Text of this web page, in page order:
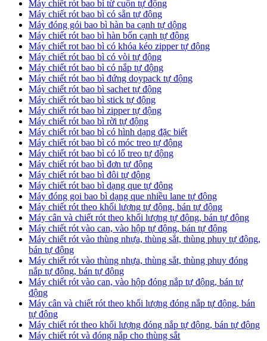
Máy chiết rót bao bì từ cuộn tự động
Máy chiết rót bao bì có sẵn tự động
Máy đóng gói bao bì hàn ba cạnh tự dộng
Máy chiết rót bao bì hàn bốn cạnh tự động
Máy chiết rot bao bì có khóa kéo zipper tự động
Máy chiết rót bao bì có vòi tự động
Máy chiết rót bao bì có nắp tự động
Máy chiết rót bao bì đứng doypack tự động
Máy chiết rót bao bì sachet tự động
Máy chiết rót bao bì stick tự động
Máy chiết rót bao bì zipper tự động
Máy chiết rót bao bì rời tự động
Máy chiết rót bao bì có hình dạng đặc biết
Máy chiết rót bao bì có móc treo tự động
Máy chiết rót bao bì có lổ treo tự động
Máy chiết rót bao bì đơn tự động
Máy chiết rót bao bì đôi tự động
Máy chiết rót bao bì dạng que tự động
Máy đóng goi bao bì dạng que nhiều lane tự động
Máy chiết rót theo khối lượng tự động, bán tự động
Máy cân và chiết rót theo khối lượng tự động, bán tự động
Máy chiết rót vào can, vào hộp tự động, bán tự động
Máy chiết rót vào thùng nhựa, thùng sắt, thùng phuy tự động,
bán tự động
Máy chiết rót vào thùng nhựa, thùng sắt, thùng phuy đóng
nắp tự động, bán tự động
Máy chiết rót vào can, vào hộp đóng nắp tự động, bán tự
động
Máy cân và chiết rót theo khối lượng đóng nắp tự động, bán
tự động
Máy chiết rót theo khối lượng đóng nắp tự động, bán tự động
Máy chiết rót và đóng nắp cho thùng sắt